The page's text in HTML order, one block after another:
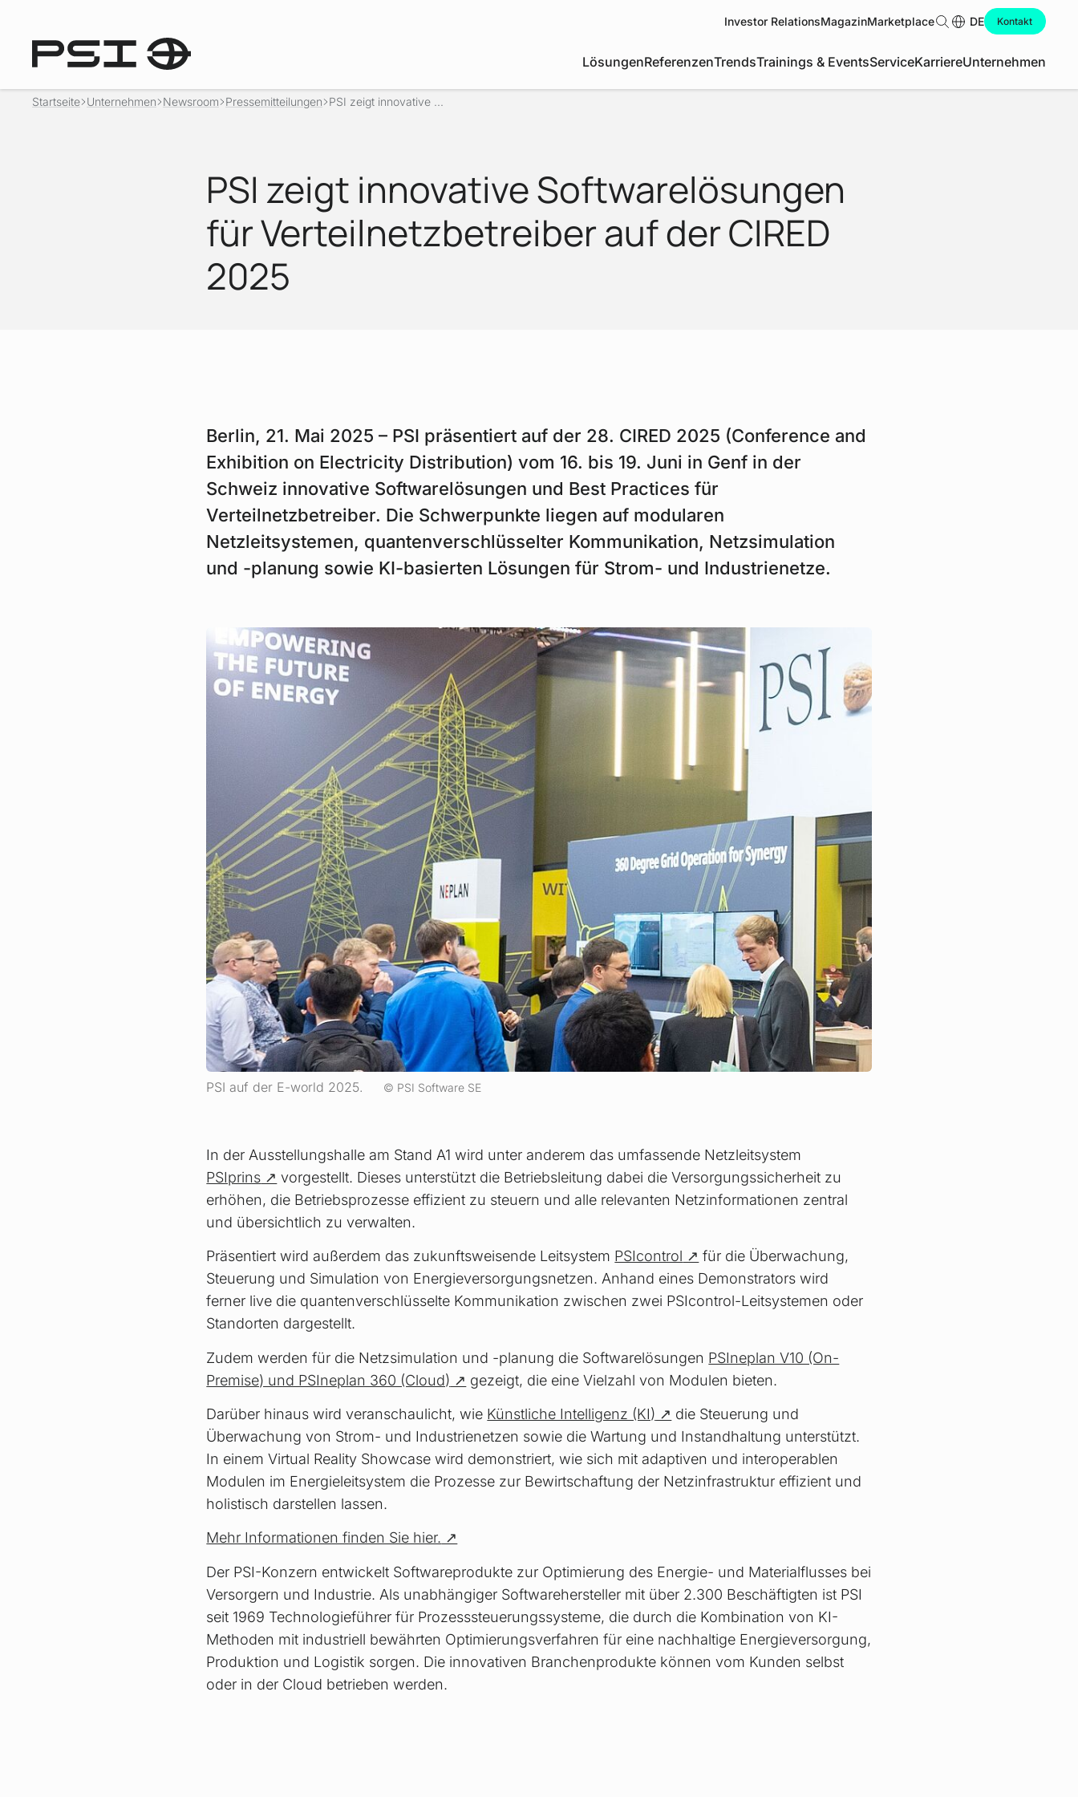
LösungenReferenzenTrendsTrainings & EventsServiceKarriereUnternehmen
Investor RelationsMagazinMarketplace Suche
DE Kontakt
Startseite Unternehmen Newsroom Pressemitteilungen PSI zeigt innovative ...
PSI zeigt innovative Softwarelösungen
für Verteilnetzbetreiber auf der CIRED
2025
Berlin, 21. Mai 2025 – PSI präsentiert auf der 28. CIRED 2025 (Conference and
Exhibition on Electricity Distribution) vom 16. bis 19. Juni in Genf in der
Schweiz innovative Softwarelösungen und Best Practices für
Verteilnetzbetreiber. Die Schwerpunkte liegen auf modularen
Netzleitsystemen, quantenverschlüsselter Kommunikation, Netzsimulation
und -planung sowie KI-basierten Lösungen für Strom- und Industrienetze.
PSI auf der E-world 2025. PSI Software SE
In der Ausstellungshalle am Stand A1 wird unter anderem das umfassende Netzleitsystem
PSIprins
vorgestellt. Dieses unterstützt die Betriebsleitung dabei die Versorgungssicherheit zu
erhöhen, die Betriebsprozesse effizient zu steuern und alle relevanten Netzinformationen zentral
und übersichtlich zu verwalten.
Präsentiert wird außerdem das zukunftsweisende Leitsystem PSIcontrol
für die Überwachung,
Steuerung und Simulation von Energieversorgungsnetzen. Anhand eines Demonstrators wird
ferner live die quantenverschlüsselte Kommunikation zwischen zwei PSIcontrol-Leitsystemen oder
Standorten dargestellt.
Zudem werden für die Netzsimulation und -planung die Softwarelösungen PSIneplan V10 (On-
Premise) und PSIneplan 360 (Cloud)
gezeigt, die eine Vielzahl von Modulen bieten.
Darüber hinaus wird veranschaulicht, wie Künstliche Intelligenz (KI)
die Steuerung und
Überwachung von Strom- und Industrienetzen sowie die Wartung und Instandhaltung unterstützt.
In einem Virtual Reality Showcase wird demonstriert, wie sich mit adaptiven und interoperablen
Modulen im Energieleitsystem die Prozesse zur Bewirtschaftung der Netzinfrastruktur effizient und
holistisch darstellen lassen.
Mehr Informationen finden Sie hier.
Der PSI-Konzern entwickelt Softwareprodukte zur Optimierung des Energie- und Materialflusses bei
Versorgern und Industrie. Als unabhängiger Softwarehersteller mit über 2.300 Beschäftigten ist PSI
seit 1969 Technologieführer für Prozesssteuerungssysteme, die durch die Kombination von KI-
Methoden mit industriell bewährten Optimierungsverfahren für eine nachhaltige Energieversorgung,
Produktion und Logistik sorgen. Die innovativen Branchenprodukte können vom Kunden selbst
oder in der Cloud betrieben werden.